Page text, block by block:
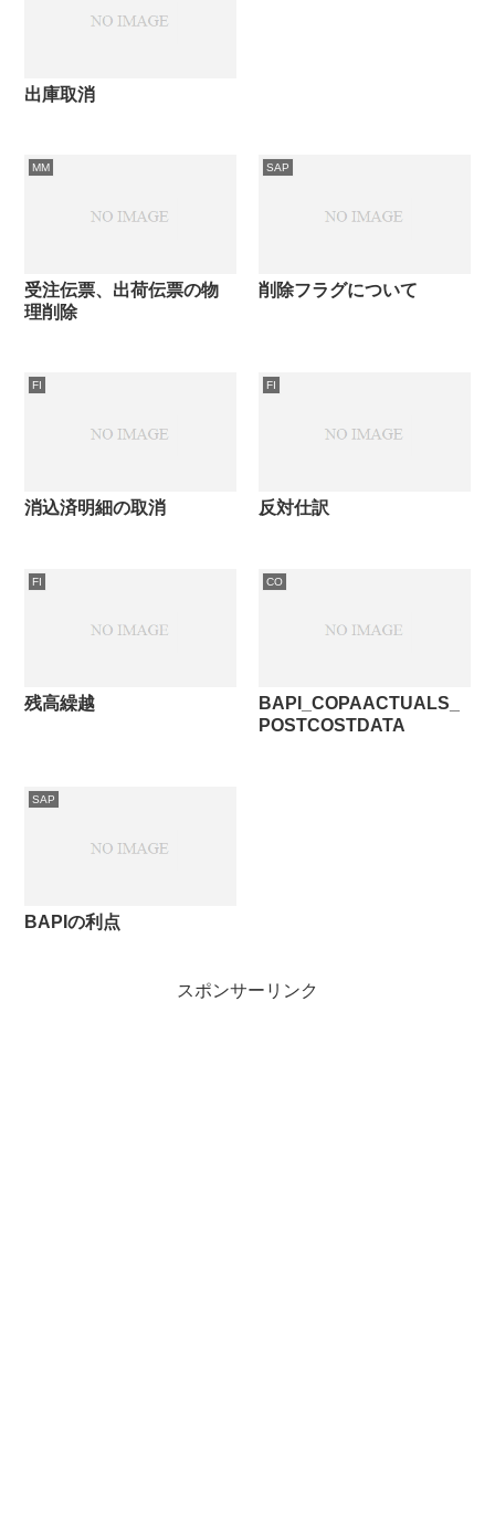
出庫取消
MM
受注伝票、出荷伝票の物
理削除
SAP
削除フラグについて
FI
消込済明細の取消
FI
反対仕訳
FI
残高繰越
CO
BAPI_COPAACTUALS_
POSTCOSTDATA
SAP
BAPIの利点
スポンサーリンク